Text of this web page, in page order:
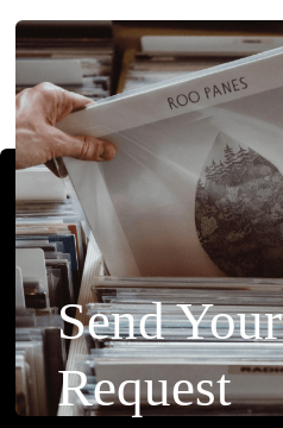
Send Your
Request